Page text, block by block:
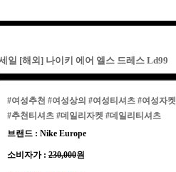
일 [해외] 나이키 에어 엘스 드레스 Ld99
#여성추천 #여성상의 #여성티셔츠 #여성자켓
#추천티셔츠 #데일리자켓 #데일리티셔츠
브랜드 : Nike Europe
소비자가 : 230,000원